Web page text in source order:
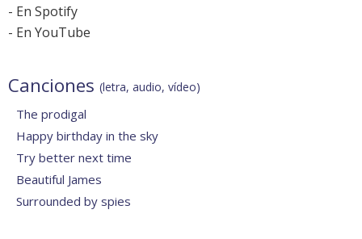
- En Spotify
- En YouTube
Canciones (letra, audio, vídeo)
The prodigal
Happy birthday in the sky
Try better next time
Beautiful James
Surrounded by spies